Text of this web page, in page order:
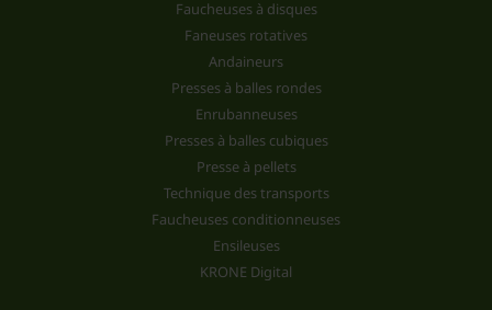
Faucheuses à disques
Faneuses rotatives
Andaineurs
Presses à balles rondes
Enrubanneuses
Presses à balles cubiques
Presse à pellets
Technique des transports
Faucheuses conditionneuses
Ensileuses
KRONE Digital